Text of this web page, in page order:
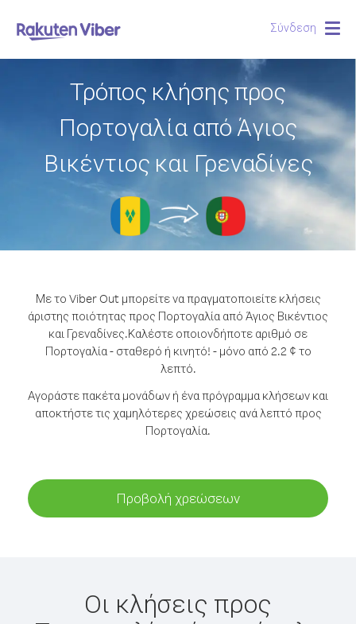
Σύνδεση
Τρόπος κλήσης προς
Πορτογαλία από Άγιος
Βικέντιος και Γρεναδίνες
Με το Viber Out μπορείτε να πραγματοποιείτε κλήσεις
άριστης ποιότητας προς Πορτογαλία από Άγιος Βικέντιος
και Γρεναδίνες.Καλέστε οποιονδήποτε αριθμό σε
Πορτογαλία - σταθερό ή κινητό! - μόνο από 2.2 ¢ το
λεπτό.
Αγοράστε πακέτα μονάδων ή ένα πρόγραμμα κλήσεων και
αποκτήστε τις χαμηλότερες χρεώσεις ανά λεπτό προς
Πορτογαλία.
Προβολή χρεώσεων
Οι κλήσεις προς